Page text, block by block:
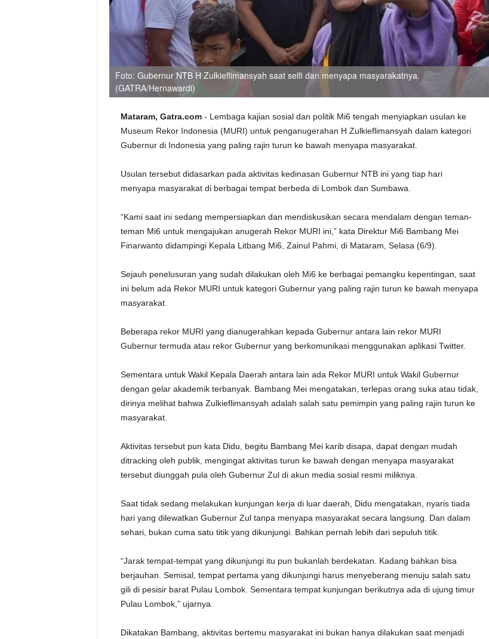
Foto: Gubernur NTB H Zulkieflimansyah saat selfi dan menyapa masyarakatnya.
(GATRA/Hernawardi)
Mataram, Gatra.com - Lembaga kajian sosial dan politik Mi6 tengah menyiapkan usulan ke
Museum Rekor Indonesia (MURI) untuk penganugerahan H Zulkieflimansyah dalam kategori
Gubernur di Indonesia yang paling rajin turun ke bawah menyapa masyarakat.
Usulan tersebut didasarkan pada aktivitas kedinasan Gubernur NTB ini yang tiap hari
menyapa masyarakat di berbagai tempat berbeda di Lombok dan Sumbawa.
“Kami saat ini sedang mempersiapkan dan mendiskusikan secara mendalam dengan teman-
teman Mi6 untuk mengajukan anugerah Rekor MURI ini,” kata Direktur Mi6 Bambang Mei
Finarwanto didampingi Kepala Litbang Mi6, Zainul Pahmi, di Mataram, Selasa (6/9).
Sejauh penelusuran yang sudah dilakukan oleh Mi6 ke berbagai pemangku kepentingan, saat
ini belum ada Rekor MURI untuk kategori Gubernur yang paling rajin turun ke bawah menyapa
masyarakat.
Beberapa rekor MURI yang dianugerahkan kepada Gubernur antara lain rekor MURI
Gubernur termuda atau rekor Gubernur yang berkomunikasi menggunakan aplikasi Twitter.
Sementara untuk Wakil Kepala Daerah antara lain ada Rekor MURI untuk Wakil Gubernur
dengan gelar akademik terbanyak. Bambang Mei mengatakan, terlepas orang suka atau tidak,
dirinya melihat bahwa Zulkieflimansyah adalah salah satu pemimpin yang paling rajin turun ke
masyarakat.
Aktivitas tersebut pun kata Didu, begitu Bambang Mei karib disapa, dapat dengan mudah
ditracking oleh publik, mengingat aktivitas turun ke bawah dengan menyapa masyarakat
tersebut diunggah pula oleh Gubernur Zul di akun media sosial resmi miliknya.
Saat tidak sedang melakukan kunjungan kerja di luar daerah, Didu mengatakan, nyaris tiada
hari yang dilewatkan Gubernur Zul tanpa menyapa masyarakat secara langsung. Dan dalam
sehari, bukan cuma satu titik yang dikunjungi. Bahkan pernah lebih dari sepuluh titik.
“Jarak tempat-tempat yang dikunjungi itu pun bukanlah berdekatan. Kadang bahkan bisa
berjauhan. Semisal, tempat pertama yang dikunjungi harus menyeberang menuju salah satu
gili di pesisir barat Pulau Lombok. Sementara tempat kunjungan berikutnya ada di ujung timur
Pulau Lombok,” ujarnya.
Dikatakan Bambang, aktivitas bertemu masyarakat ini bukan hanya dilakukan saat menjadi